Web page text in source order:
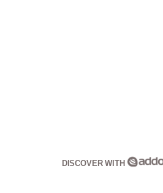
DISCOVER WITH